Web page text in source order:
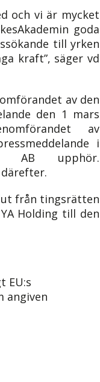
och vi är mycket
goda
till yrken
kraft”, säger vd
av den
den 1 mars
av
i
AB upphör.
från tingsrätten
Holding till den
EU:s
angiven